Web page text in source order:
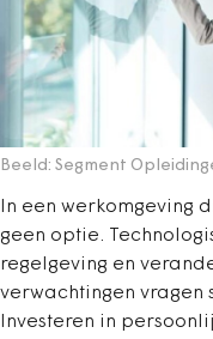
Beeld: Segment
In een werkomgeving
geen optie.
regelgeving en
verwachtingen vragen
Investeren in